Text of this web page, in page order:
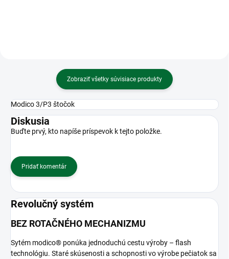
Zobraziť všetky súvisiace produkty
Modico 3/P3 štočok
Diskusia
Buďte prvý, kto napíše príspevok k tejto položke.
Pridať komentár
Revolučný systém
BEZ ROTAČNÉHO MECHANIZMU
Sytém modico® ponúka jednoduchú cestu výroby – flash
technológiu. Staré skúsenosti a schopnosti vo výrobe pečiatok sa